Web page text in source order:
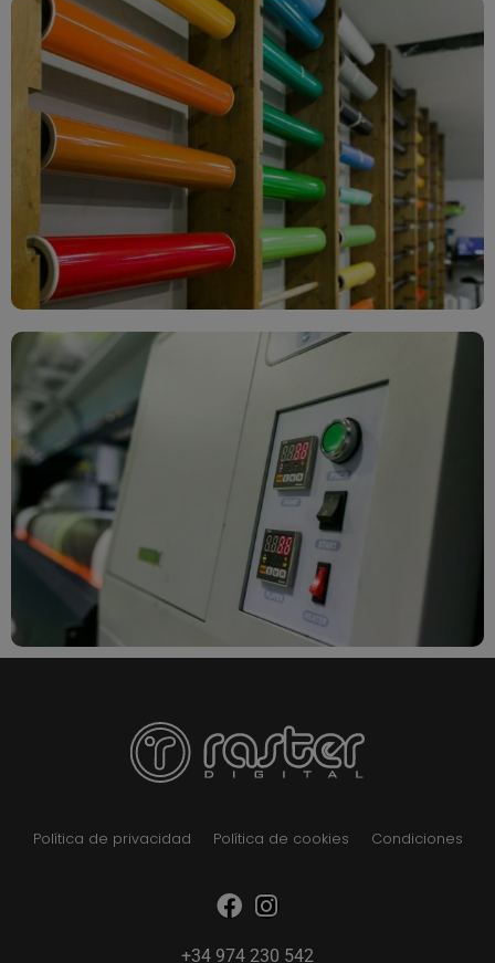
Política de privacidad Política de cookies Condiciones
+34 974 230 542